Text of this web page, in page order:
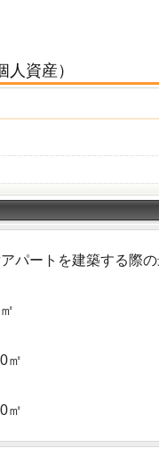
資産）
パートを建築する際
㎡
㎡